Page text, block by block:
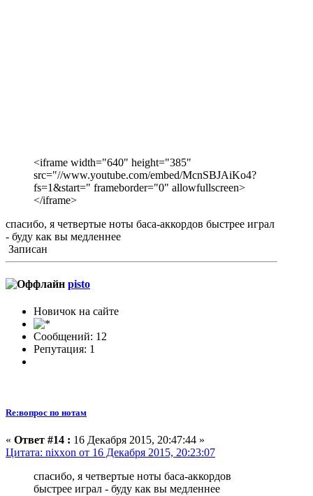
<iframe width="640" height="385"
src="//www.youtube.com/embed/McnSBJAiKo4?
fs=1&start=" frameborder="0" allowfullscreen>
</iframe>
спасибо, я четвертые ноты баса-аккордов быстрее играл
- буду как вы медленнее
Записан
pisto
Новичок на сайте
Сообщений: 12
Репутация: 1
Re:вопрос по нотам
« Ответ #14 : 16 Декабря 2015, 20:47:44 »
Цитата: nixxon от 16 Декабря 2015, 20:23:07
спасибо, я четвертые ноты баса-аккордов
быстрее играл - буду как вы медленнее